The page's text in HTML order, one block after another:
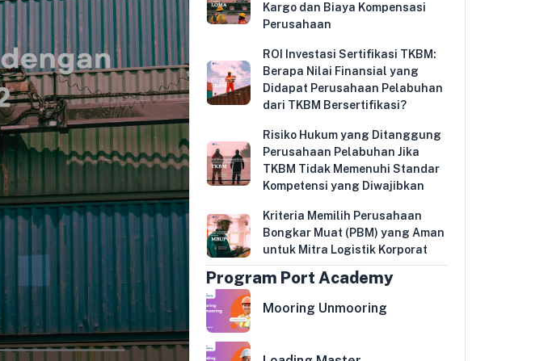
Kargo dan Biaya Kompensasi
Perusahaan
ROI Investasi Sertifikasi TKBM:
Berapa Nilai Finansial yang
Didapat Perusahaan Pelabuhan
dari TKBM Bersertifikasi?
Risiko Hukum yang Ditanggung
Perusahaan Pelabuhan Jika
TKBM Tidak Memenuhi Standar
Kompetensi yang Diwajibkan
Kriteria Memilih Perusahaan
Bongkar Muat (PBM) yang Aman
untuk Mitra Logistik Korporat
Program Port Academy
Mooring Unmooring